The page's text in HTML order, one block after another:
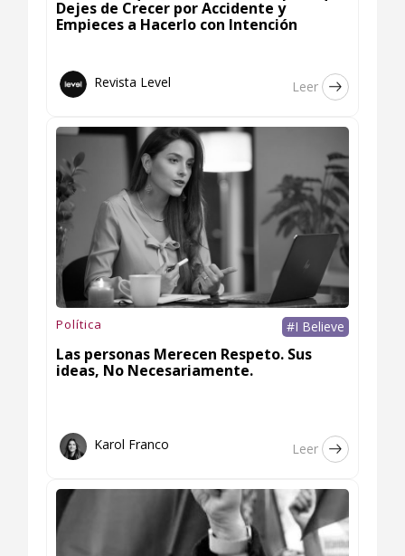
Dejes de Crecer por Accidente y
Empieces a Hacerlo con Intención
Revista Level Leer
Política #I Believe
Las personas Merecen Respeto. Sus
ideas, No Necesariamente.
Karol Franco Leer